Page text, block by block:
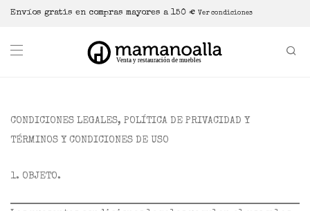
Envíos gratis en compras mayores a 150 € Ver condiciones
CONDICIONES LEGALES, POLÍTICA DE PRIVACIDAD Y
TÉRMINOS Y CONDICIONES DE USO
1. OBJETO.